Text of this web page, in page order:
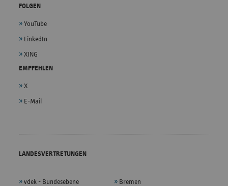
FOLGEN
YouTube
LinkedIn
XING
EMPFEHLEN
X
E-Mail
LANDESVERTRETUNGEN
vdek - Bundesebene Bremen